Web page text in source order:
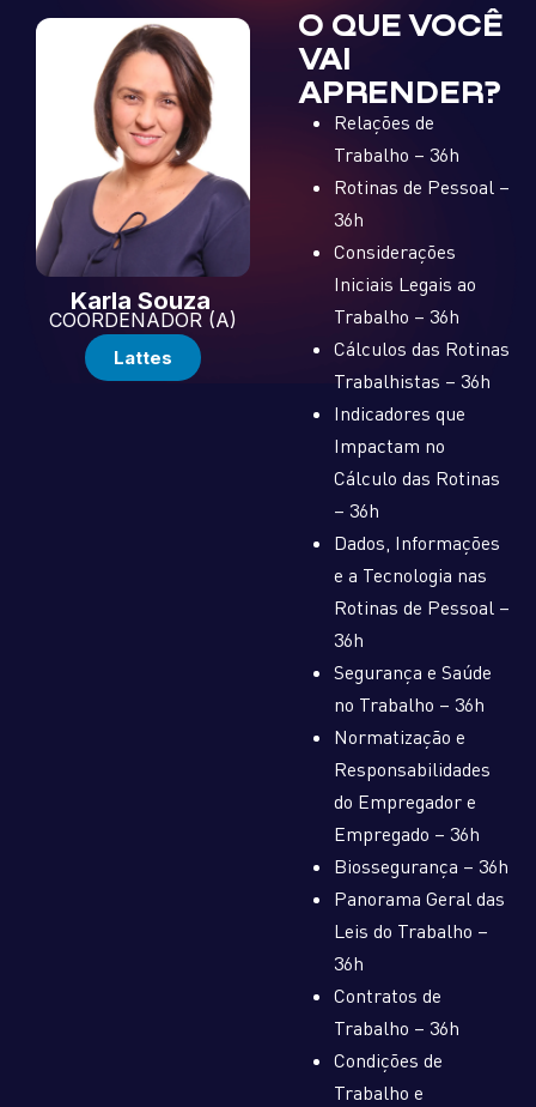
Karla Souza
COORDENADOR (A)
Lattes
O QUE VOCÊ
VAI
APRENDER?
Relações de
Trabalho – 36h
Rotinas de Pessoal –
36h
Considerações
Iniciais Legais ao
Trabalho – 36h
Cálculos das Rotinas
Trabalhistas – 36h
Indicadores que
Impactam no
Cálculo das Rotinas
– 36h
Dados, Informações
e a Tecnologia nas
Rotinas de Pessoal –
36h
Segurança e Saúde
no Trabalho – 36h
Normatização e
Responsabilidades
do Empregador e
Empregado – 36h
Biossegurança – 36h
Panorama Geral das
Leis do Trabalho –
36h
Contratos de
Trabalho – 36h
Condições de
Trabalho e